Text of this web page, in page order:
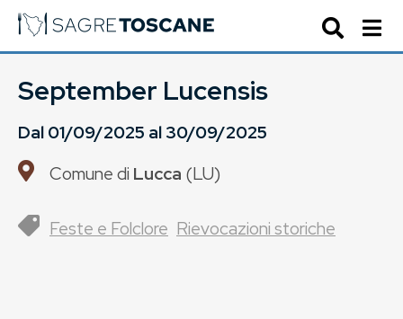
September Lucensis
Dal01/09/2025 al30/09/2025
Comune di Lucca (LU)
Feste e Folclore Rievocazioni storiche